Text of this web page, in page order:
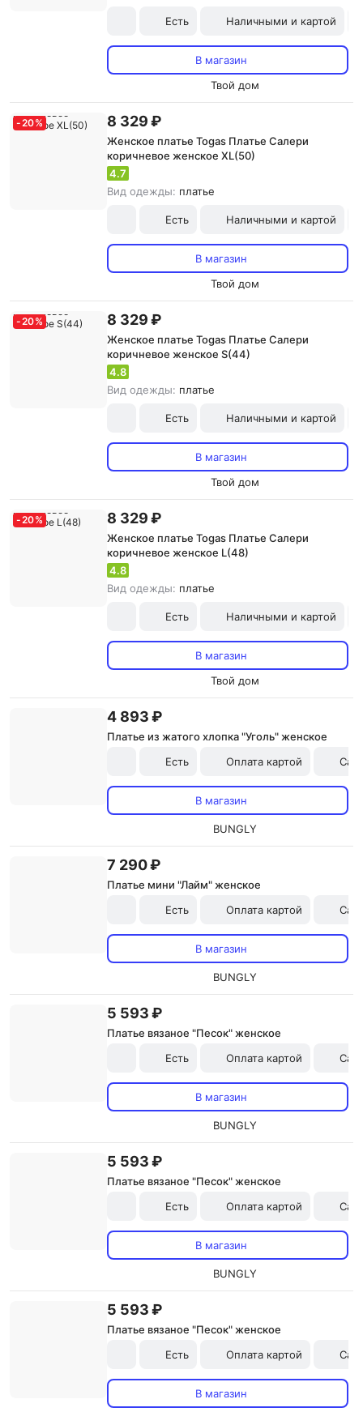
Есть Наличными и картой
В магазин
Твой дом
-20% 8 329 ₽
Женское платье Togas Платье Салери
коричневое женское XL(50)
4.7
Вид одежды: платье
Есть Наличными и картой
В магазин
Твой дом
-20% 8 329 ₽
Женское платье Togas Платье Салери
коричневое женское S(44)
4.8
Вид одежды: платье
Есть Наличными и картой
В магазин
Твой дом
-20% 8 329 ₽
Женское платье Togas Платье Салери
коричневое женское L(48)
4.8
Вид одежды: платье
Есть Наличными и картой
В магазин
Твой дом
4 893 ₽
Платье из жатого хлопка "Уголь" женское
Есть
Оплата картой
В магазин
BUNGLY
7 290 ₽
Платье мини "Лайм" женское
Есть
Оплата картой
В магазин
BUNGLY
5 593 ₽
Платье вязаное "Песок" женское
Есть
Оплата картой
В магазин
BUNGLY
5 593 ₽
Платье вязаное "Песок" женское
Есть
Оплата картой
В магазин
BUNGLY
5 593 ₽
Платье вязаное "Песок" женское
Есть
Оплата картой
В магазин